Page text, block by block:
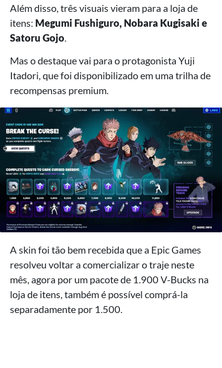
Além disso, três visuais vieram para a loja de
itens: Megumi Fushiguro, Nobara Kugisaki e
Satoru Gojo.
Mas o destaque vai para o protagonista Yuji
Itadori, que foi disponibilizado em uma trilha de
recompensas premium.
A skin foi tão bem recebida que a Epic Games
resolveu voltar a comercializar o traje neste
mês, agora por um pacote de 1.900 V-Bucks na
loja de itens, também é possível comprá-la
separadamente por 1.500.